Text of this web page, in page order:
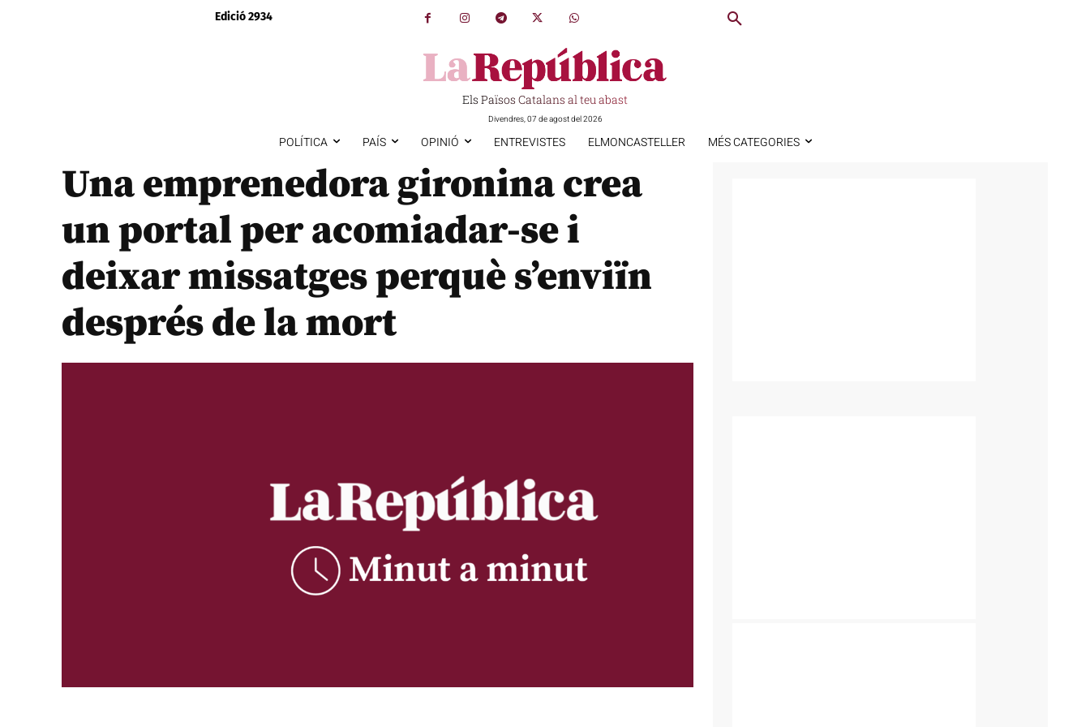
Edició 2934
Els Països Catalans al teu abast
Divendres, 07 de agost del 2026
POLÍTICA PAÍS OPINIÓ ENTREVISTES ELMONCASTELLER MÉS CATEGORIES
Una emprenedora gironina crea
un portal per acomiadar-se i
deixar missatges perquè s’enviïn
després de la mort